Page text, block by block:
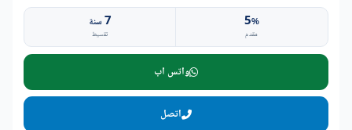
5%
مقدم
7سنة
تقسيط
واتس اب
اتصل